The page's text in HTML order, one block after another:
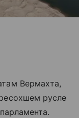
Вермахта,
русле